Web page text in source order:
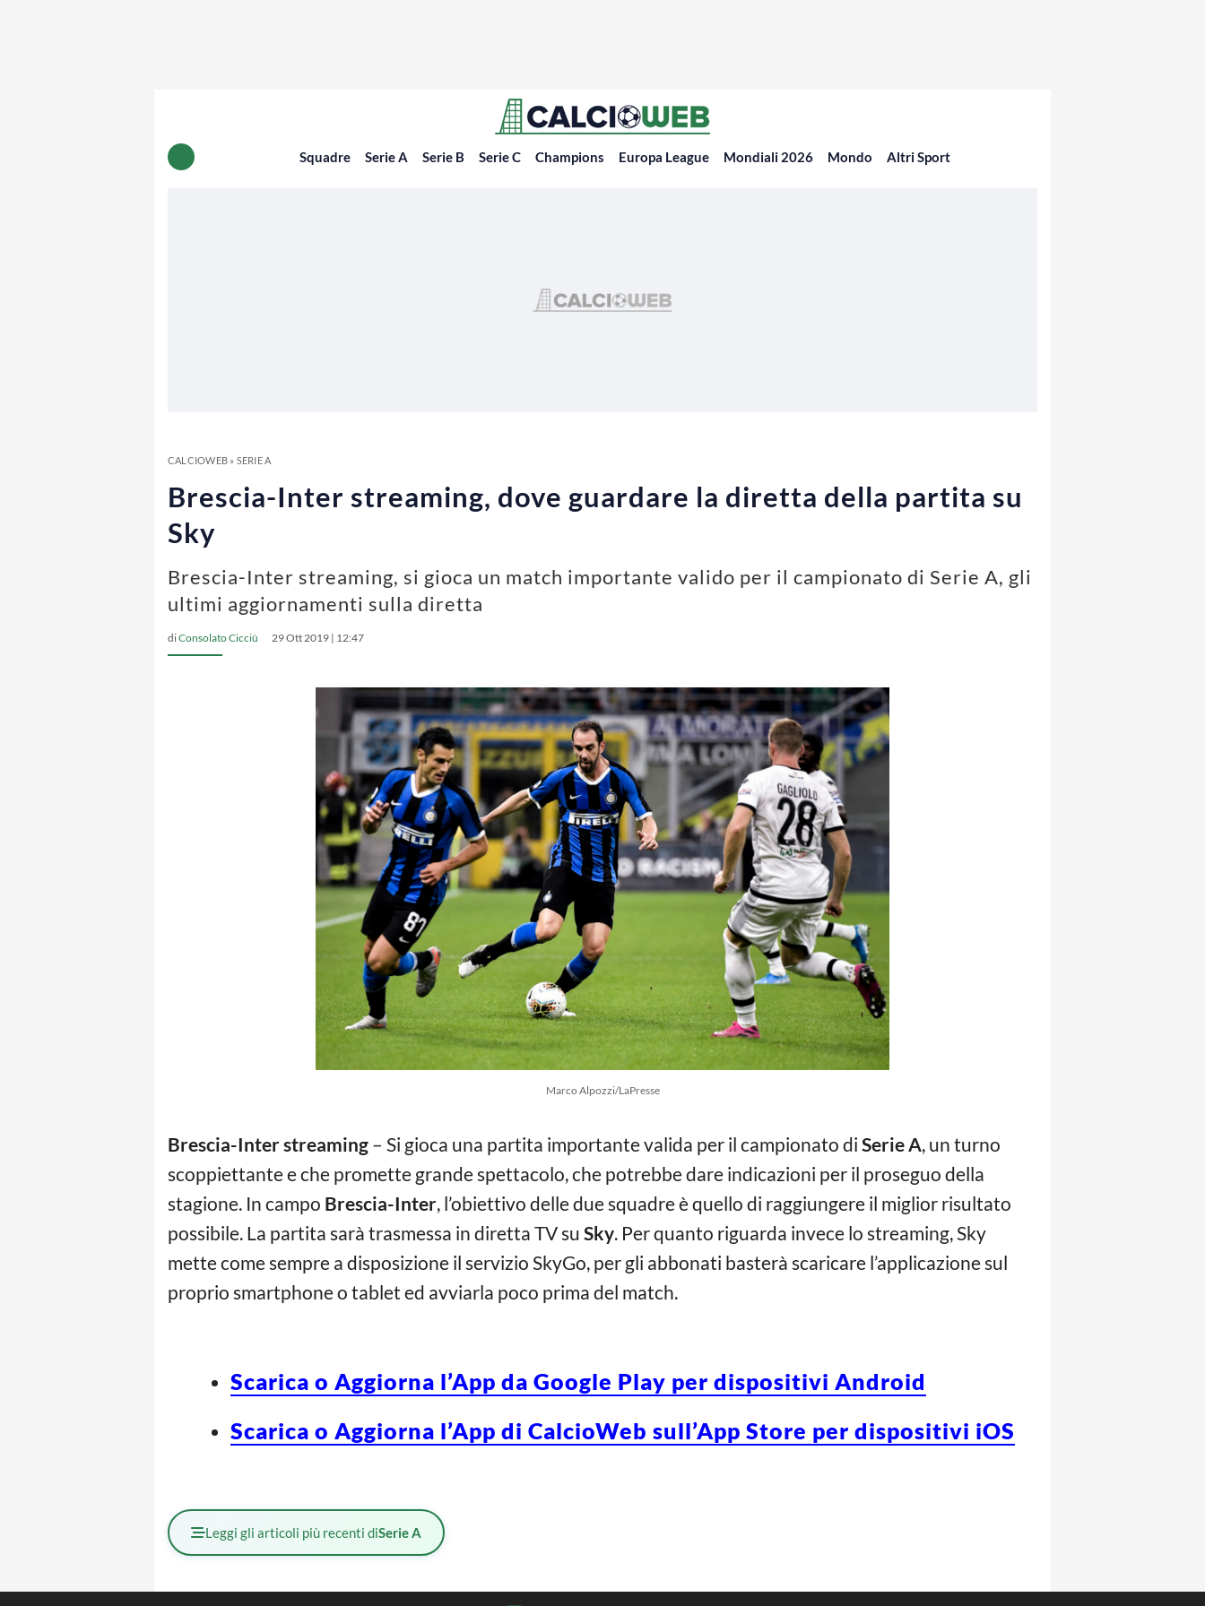
Squadre Serie A Serie B Serie C Champions Europa League Mondiali 2026 Mondo Altri Sport
CALCIOWEB» SERIE A
Brescia-Inter streaming, dove guardare la diretta della partita su
Sky
Brescia-Inter streaming, si gioca un match importante valido per il campionato di Serie A, gli
ultimi aggiornamenti sulla diretta
diConsolato Cicciù 29 Ott 2019 | 12:47
Marco Alpozzi/LaPresse
Brescia-Inter streaming – Si gioca una partita importante valida per il campionato di Serie A, un turno
scoppiettante e che promette grande spettacolo, che potrebbe dare indicazioni per il proseguo della
stagione. In campo Brescia-Inter, l’obiettivo delle due squadre è quello di raggiungere il miglior risultato
possibile. La partita sarà trasmessa in diretta TV su Sky. Per quanto riguarda invece lo streaming, Sky
mette come sempre a disposizione il servizio SkyGo, per gli abbonati basterà scaricare l’applicazione sul
proprio smartphone o tablet ed avviarla poco prima del match.
Scarica o Aggiorna l’App da Google Play per dispositivi Android
Scarica o Aggiorna l’App di CalcioWeb sull’App Store per dispositivi iOS
Leggi gli articoli più recenti diSerie A